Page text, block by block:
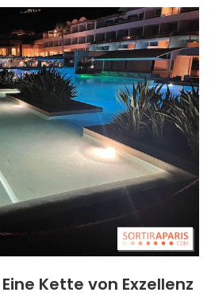
Kette von Exzellenz